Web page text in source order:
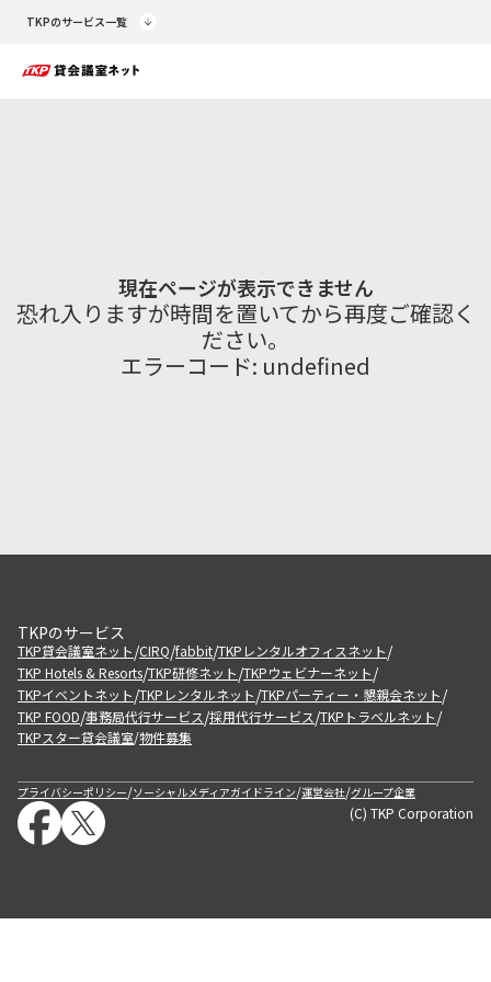
TKPのサービス一覧
現在ページが表示できません
恐れ入りますが時間を置いてから再度ご確認く
ださい。
エラーコード: undefined
TKPのサービス
TKP貸会議室ネット/CIRQ/fabbit/TKPレンタルオフィスネット/
TKP Hotels & Resorts/TKP研修ネット/TKPウェビナーネット/
TKPイベントネット/TKPレンタルネット/TKPパーティー・懇親会ネット/
TKP FOOD/事務局代行サービス/採用代行サービス/TKPトラベルネット/
TKPスター貸会議室/物件募集
プライバシーポリシー/ソーシャルメディアガイドライン/運営会社/グループ企業
(C) TKP Corporation